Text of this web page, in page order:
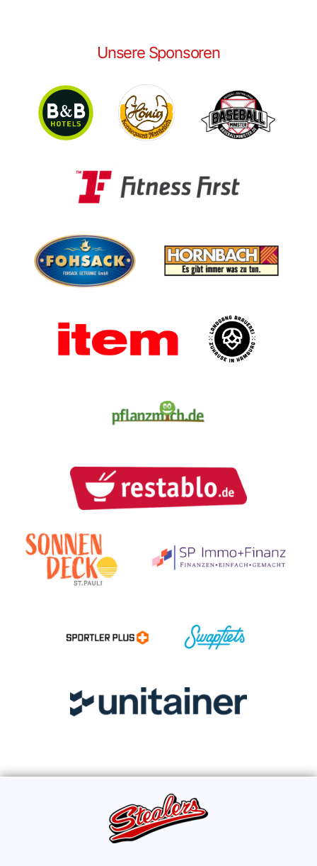
Unsere Sponsoren